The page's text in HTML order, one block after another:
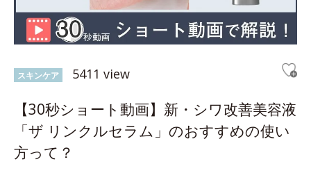
スキンケア 5411 view
【30秒ショート動画】新・シワ改善美容液
「ザ リンクルセラム」のおすすめの使い
方って？